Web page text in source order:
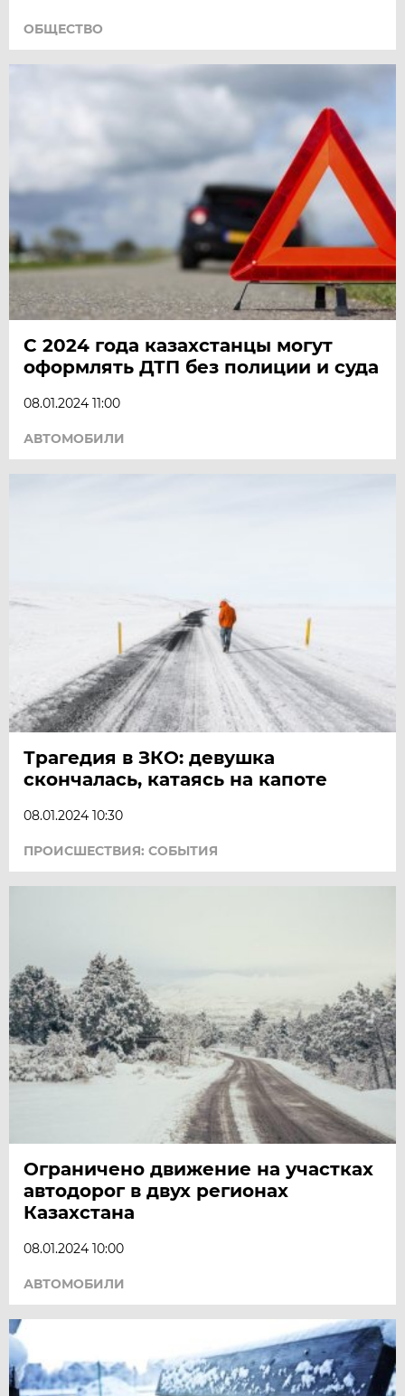
ОБЩЕСТВО
С 2024 года казахстанцы могут
оформлять ДТП без полиции и суда
08.01.2024 11:00
АВТОМОБИЛИ
Трагедия в ЗКО: девушка
скончалась, катаясь на капоте
08.01.2024 10:30
ПРОИСШЕСТВИЯ: СОБЫТИЯ
Ограничено движение на участках
автодорог в двух регионах
Казахстана
08.01.2024 10:00
АВТОМОБИЛИ